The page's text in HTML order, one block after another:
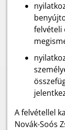
felvételi
A felvétellel
Novák-Soós